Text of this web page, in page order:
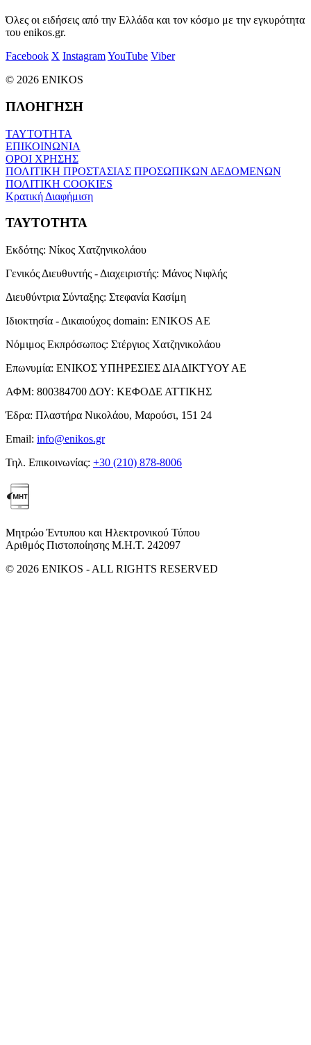
Όλες οι ειδήσεις από την Ελλάδα και τον κόσμο με την εγκυρότητα
του enikos.gr.
Facebook X InstagramYouTube Viber
© 2026 ENIKOS
ΠΛΟΗΓΗΣΗ
ΤΑΥΤΟΤΗΤΑ
ΕΠΙΚΟΙΝΩΝΙΑ
ΟΡΟΙ ΧΡΗΣΗΣ
ΠΟΛΙΤΙΚΗ ΠΡΟΣΤΑΣΙΑΣ ΠΡΟΣΩΠΙΚΩΝ ΔΕΔΟΜΕΝΩΝ
ΠΟΛΙΤΙΚΗ COOKIES
Κρατική Διαφήμιση
ΤΑΥΤΟΤΗΤΑ
Εκδότης: Νίκος Χατζηνικολάου
Γενικός Διευθυντής - Διαχειριστής: Μάνος Νιφλής
Διευθύντρια Σύνταξης: Στεφανία Κασίμη
Ιδιοκτησία - Δικαιούχος domain: ENIKOS AE
Νόμιμος Εκπρόσωπος: Στέργιος Χατζηνικολάου
Επωνυμία: ΕΝΙΚΟΣ ΥΠΗΡΕΣΙΕΣ ΔΙΑΔΙΚΤΥΟΥ ΑΕ
ΑΦΜ: 800384700 ΔΟΥ: ΚΕΦΟΔΕ ΑΤΤΙΚΗΣ
Έδρα: Πλαστήρα Νικολάου, Μαρούσι, 151 24
Email: info@enikos.gr
Τηλ. Επικοινωνίας: +30 (210) 878-8006
Μητρώο Έντυπου και Ηλεκτρονικού Τύπου
Αριθμός Πιστοποίησης Μ.Η.Τ. 242097
© 2026 ENIKOS - ALL RIGHTS RESERVED